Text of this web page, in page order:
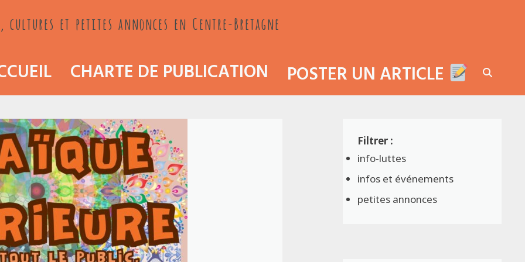
et petites annonces en Centre-Bretagne
CHARTE DE PUBLICATION POSTER UN ARTICLE
info-luttes
infos et événements
petites annonces